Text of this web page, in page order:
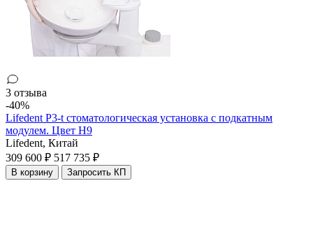
3 отзыва
-40%
Lifedent P3-t стоматологическая установка с подкатным
модулем. Цвет H9
Lifedent, Китай
309 600 ₽ 517 735 ₽
В корзину Запросить КП